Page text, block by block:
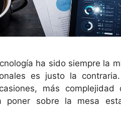
ha sido siempre la
es justo la
más
poner sobre la mesa